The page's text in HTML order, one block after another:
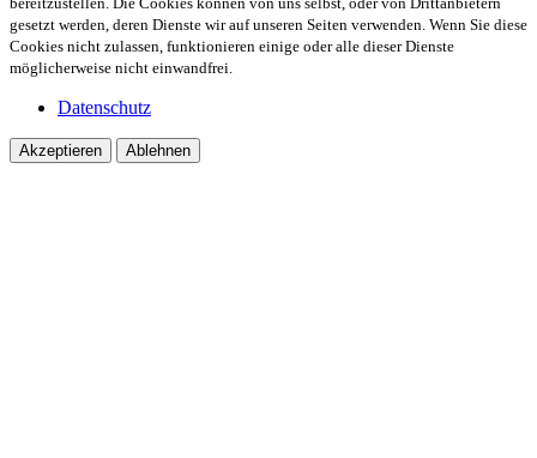
gesetzt werden, deren Dienste wir auf unseren Seiten verwenden. Wenn Sie diese
Cookies nicht zulassen, funktionieren einige oder alle dieser Dienste
möglicherweise nicht einwandfrei.
Datenschutz
Akzeptieren Ablehnen